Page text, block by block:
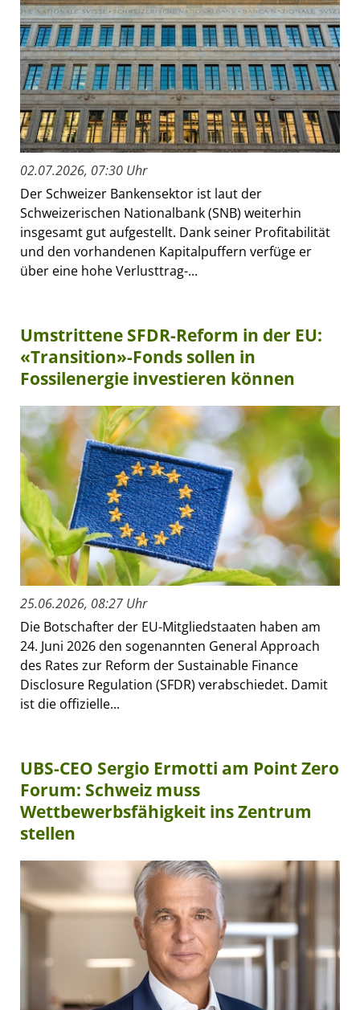
02.07.2026, 07:30 Uhr
Der Schweizer Bankensektor ist laut der
Schweizerischen Nationalbank (SNB) weiterhin
insgesamt gut aufgestellt. Dank seiner Profitabilität
und den vorhandenen Kapitalpuffern verfüge er
über eine hohe Verlusttrag-...
Umstrittene SFDR-Reform in der EU:
«Transition»-Fonds sollen in
Fossilenergie investieren können
25.06.2026, 08:27 Uhr
Die Botschafter der EU-Mitgliedstaaten haben am
24. Juni 2026 den sogenannten General Approach
des Rates zur Reform der Sustainable Finance
Disclosure Regulation (SFDR) verabschiedet. Damit
ist die offizielle...
UBS-CEO Sergio Ermotti am Point Zero
Forum: Schweiz muss
Wettbewerbsfähigkeit ins Zentrum
stellen